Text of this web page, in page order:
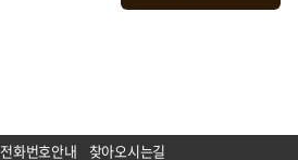
전화번호안내 찾아오시는길